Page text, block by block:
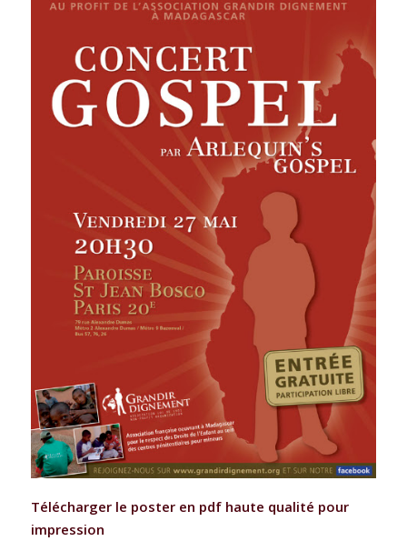
Télécharger le poster en pdf haute qualité pour
impression